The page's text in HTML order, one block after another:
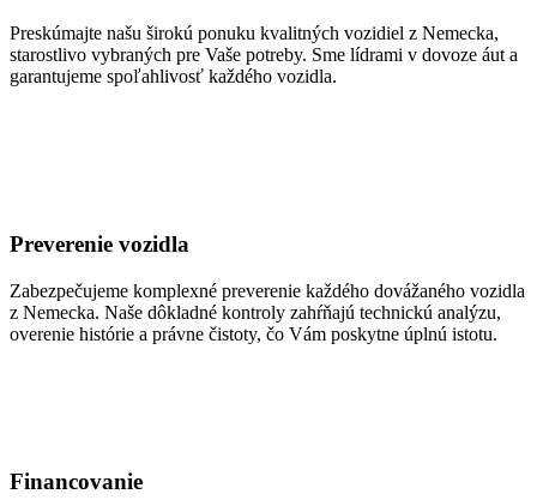
Preskúmajte našu širokú ponuku kvalitných vozidiel z Nemecka,
starostlivo vybraných pre Vaše potreby. Sme lídrami v dovoze áut a
garantujeme spoľahlivosť každého vozidla.
Preverenie vozidla
Zabezpečujeme komplexné preverenie každého dovážaného vozidla
z Nemecka. Naše dôkladné kontroly zahŕňajú technickú analýzu,
overenie histórie a právne čistoty, čo Vám poskytne úplnú istotu.
Financovanie